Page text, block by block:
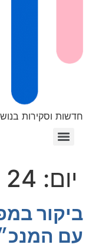
חדשות וסקירות
יום: 24 בנובמבר 2025
עם